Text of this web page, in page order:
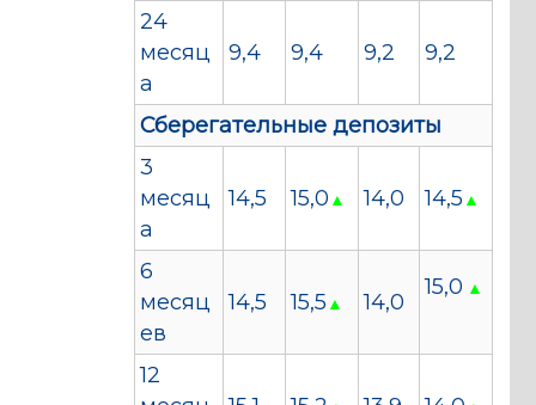
24
месяц
а
9,4 9,4 9,2 9,2
Сберегательные депозиты
3
месяц
а
14,5 15,0 ▲ 14,0 14,5 ▲
6
месяц
ев
14,5 15,5 ▲ 14,0
15,0 ▲
12